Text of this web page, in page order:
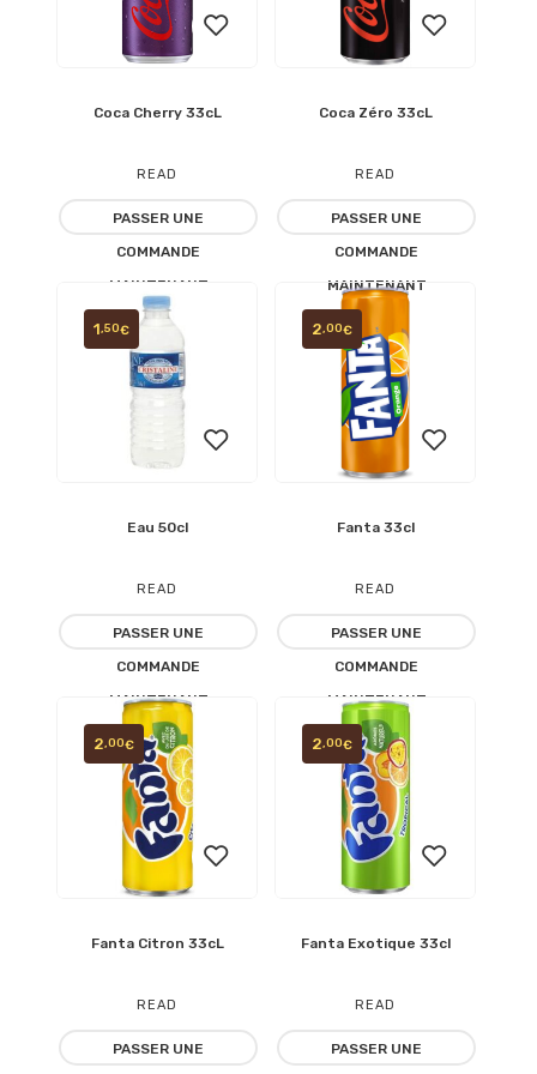
Ajouter
liste
d’envies
Coca Cherry 33cL
READ
MORE
PASSER UNE
COMMANDE
MAINTENANT
Ajouter
liste
d’envies
Coca Zéro 33cL
READ
MORE
PASSER UNE
COMMANDE
MAINTENANT
liste
d’envies
Eau 50cl
1 ,50€
READ
MORE
PASSER UNE
COMMANDE
MAINTENANT
Ajouter
liste
d’envies
Fanta 33cl
2 ,00€
READ
MORE
PASSER UNE
COMMANDE
MAINTENANT
Ajouter
liste
Fanta Citron 33cL
2 ,00€
READ
MORE
PASSER UNE
Ajouter
liste
Fanta Exotique 33cl
2 ,00€
READ
MORE
PASSER UNE